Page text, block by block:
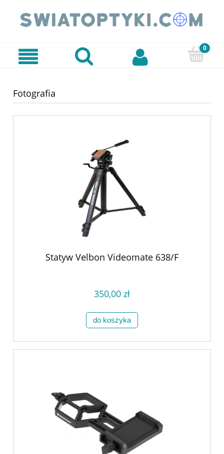
Fotografia
Statyw Velbon Videomate 638/F
350,00 zł
do koszyka